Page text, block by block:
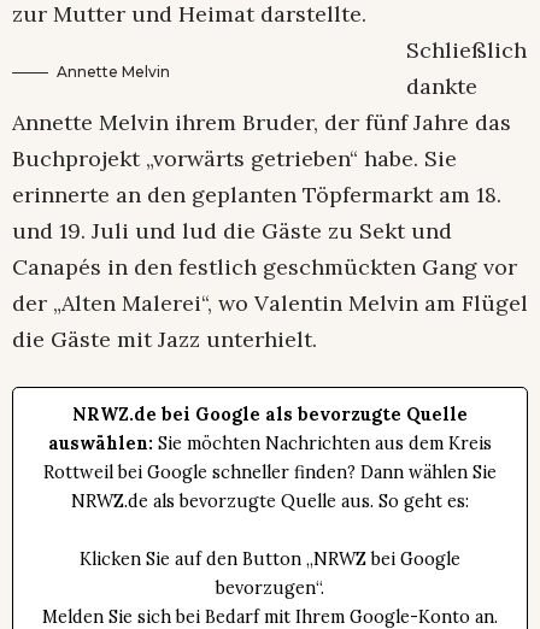
zur Mutter und Heimat darstellte.
Annette Melvin
Schließlich
dankte
Annette Melvin ihrem Bruder, der fünf Jahre das
Buchprojekt „vorwärts getrieben“ habe. Sie
erinnerte an den geplanten Töpfermarkt am 18.
und 19. Juli und lud die Gäste zu Sekt und
Canapés in den festlich geschmückten Gang vor
der „Alten Malerei“, wo Valentin Melvin am Flügel
die Gäste mit Jazz unterhielt.
NRWZ.de bei Google als bevorzugte Quelle
auswählen: Sie möchten Nachrichten aus dem Kreis
Rottweil bei Google schneller finden? Dann wählen Sie
NRWZ.de als bevorzugte Quelle aus. So geht es:
Klicken Sie auf den Button „NRWZ bei Google
bevorzugen“.
Melden Sie sich bei Bedarf mit Ihrem Google-Konto an.